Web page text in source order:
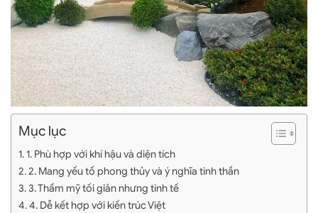
Mục lục
1. Phù hợp với khí hậu và diện tích
2. Mang yếu tố phong thủy và ý nghĩa tinh thần
3. Thẩm mỹ tối giản nhưng tinh tế
4. Dễ kết hợp với kiến trúc Việt